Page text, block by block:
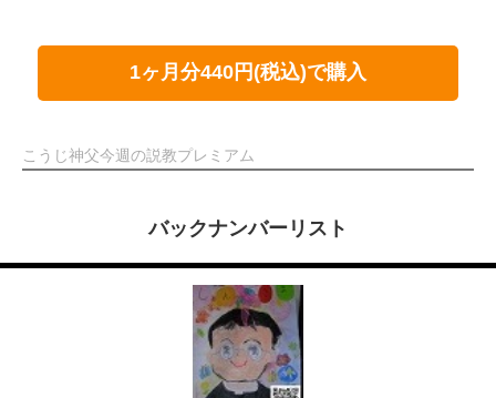
1ヶ月分440円(税込)で購入
こうじ神父今週の説教プレミアム
バックナンバーリスト